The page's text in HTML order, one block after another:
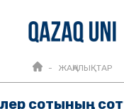
ЖАҢАЛЫҚТАР
сотының